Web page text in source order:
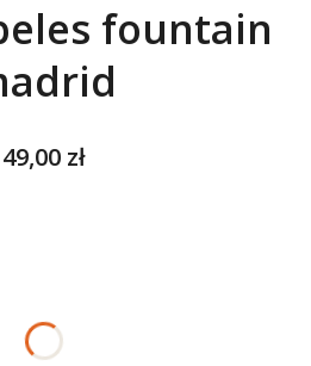
fountain
Cena
49,00 zł